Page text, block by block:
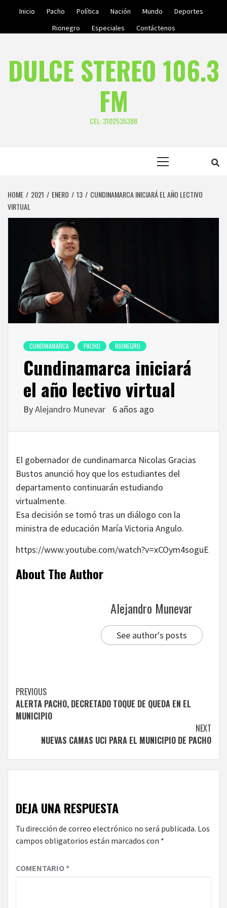
Inicio Pacho Política Nación Mundo
Deportes
Rionegro
Especiales Contáctenos
DULCE STEREO 106.3
FM
CEL: 3102535388
HOME 2021 ENERO 13
CUNDINAMARCA INICIARÁ EL AÑO LECTIVO
VIRTUAL
CUNDINAMARCA PACHO RIONEGRO
Cundinamarca iniciará
el año lectivo virtual
ByAlejandro Munevar 6 años ago
El gobernador de cundinamarca Nicolas Gracias
Bustos anunció hoy que los estudiantes del
departamento continuarán estudiando
virtualmente.
Esa decisión se tomó tras un diálogo con la
ministra de educación María Victoria Angulo.
https://www.youtube.com/watch?v=xCOym4soguE
About The Author
Alejandro Munevar
See author's posts
Continue
Reading
PREVIOUS
ALERTA PACHO, DECRETADO TOQUE DE QUEDA EN EL
MUNICIPIO
NEXT
NUEVAS CAMAS UCI PARA EL MUNICIPIO DE PACHO
DEJA UNA RESPUESTA
Tu dirección de correo electrónico no será publicada. Los
campos obligatorios están marcados con *
COMENTARIO*